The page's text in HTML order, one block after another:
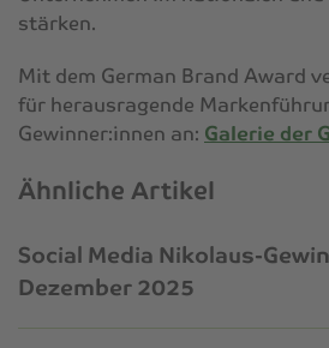
Ähnliche Artikel
Social Media Nikolaus-
Dezember 2025
stärken.
Mit dem German Brand Award
für herausragende
Gewinner:innen an: Galerie der